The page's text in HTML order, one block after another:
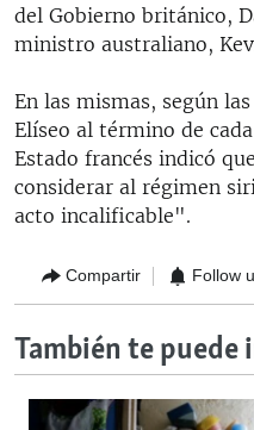
del Gobierno británico,
ministro australiano,
En las mismas, según
Elíseo al término de
Estado francés indicó
considerar al régimen
acto incalificable".
Compartir Follow
También te puede